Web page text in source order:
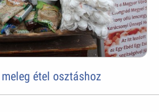
étel osztáshoz